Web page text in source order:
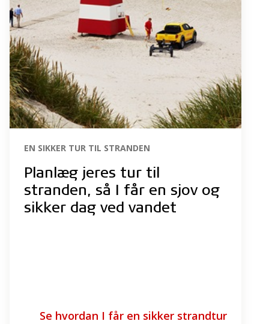
EN SIKKER TUR TIL STRANDEN
Planlæg jeres tur til
stranden, så I får en sjov og
sikker dag ved vandet
Se hvordan I får en sikker strandtur